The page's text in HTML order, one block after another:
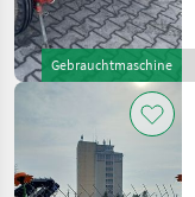
Gebrauchtmaschine